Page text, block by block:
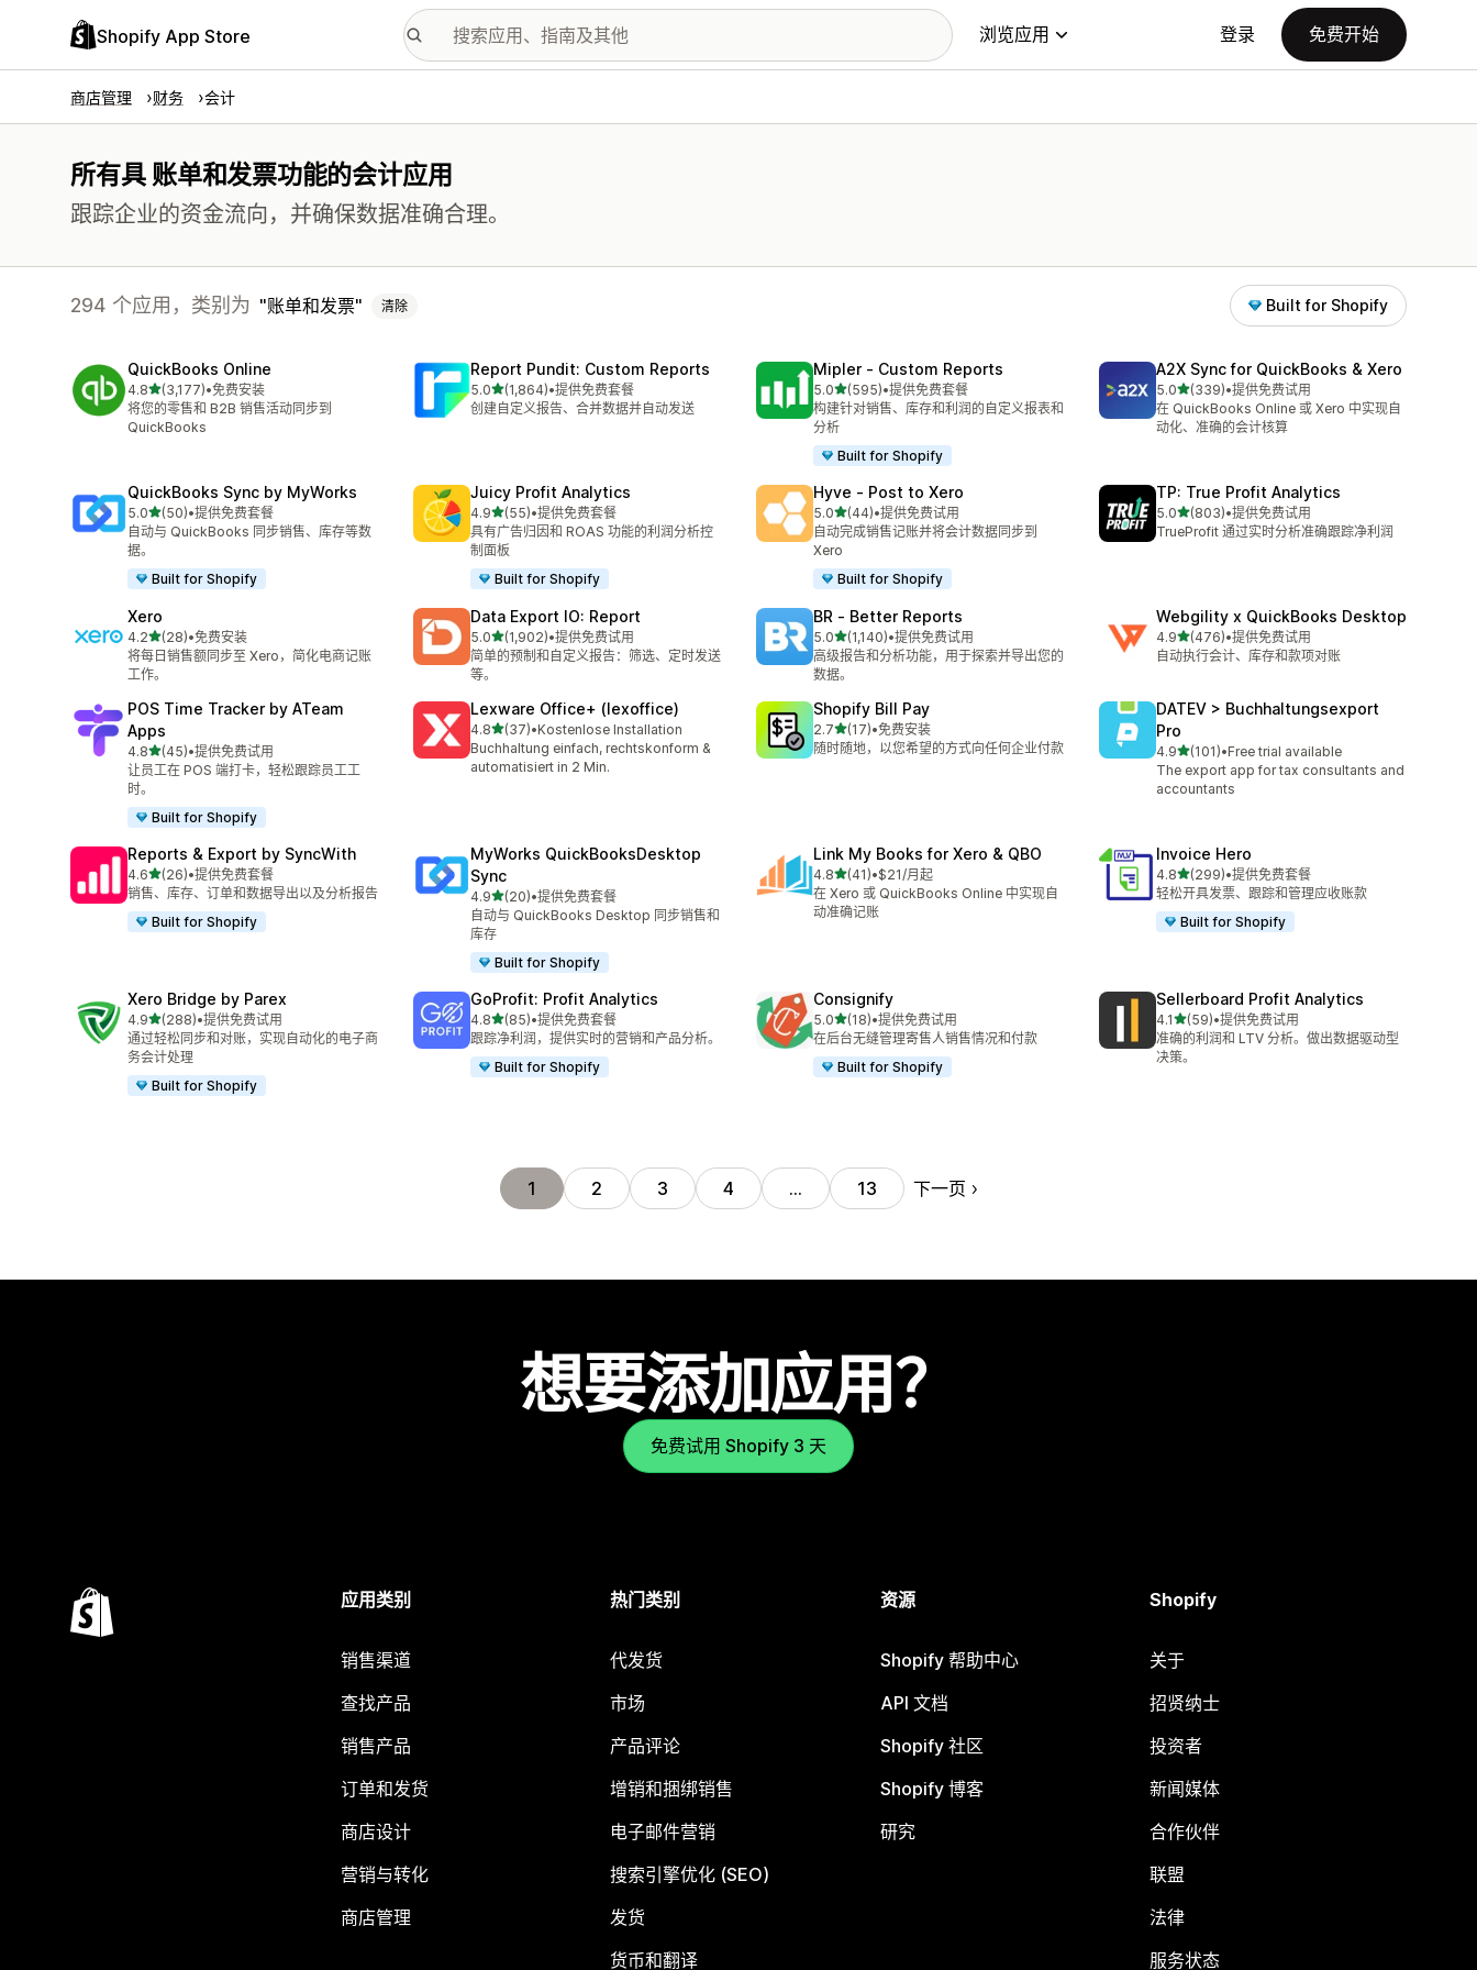
Shopify App Store 浏览应用 登录 免费开始
商店管理 财务 会计
所有具 账单和发票功能的会计应用
跟踪企业的资金流向，并确保数据准确合理。
294 个应用，类别为 账单和发票 清除 Built for Shopify
QuickBooks Online
4.8星（满分 5 星）
(3,177)
总共 3177 条评论
•免费安装
将您的零售和 B2B 销售活动同步到
QuickBooks
Report Pundit: Custom Reports
5.0星（满分 5 星）
(1,864)
总共 1864 条评论
•提供免费套餐
创建自定义报告、合并数据并自动发送
Mipler ‑ Custom Reports
5.0星（满分 5 星）
(595)
总共 595 条评论
•提供免费套餐
构建针对销售、库存和利润的自定义报表和
分析
Built for Shopify
A2X Sync for QuickBooks & Xero
5.0星（满分 5 星）
(339)
总共 339 条评论
•提供免费试用
在 QuickBooks Online 或 Xero 中实现自
动化、准确的会计核算
QuickBooks Sync by MyWorks
5.0星（满分 5 星）
(50)
总共 50 条评论
•提供免费套餐
自动与 QuickBooks 同步销售、库存等数
据。
Built for Shopify
Juicy Profit Analytics
4.9星（满分 5 星）
(55)
总共 55 条评论
•提供免费套餐
具有广告归因和 ROAS 功能的利润分析控
制面板
Built for Shopify
Hyve ‑ Post to Xero
5.0星（满分 5 星）
(44)
总共 44 条评论
•提供免费试用
自动完成销售记账并将会计数据同步到
Xero
Built for Shopify
TP: True Profit Analytics
5.0星（满分 5 星）
(803)
总共 803 条评论
•提供免费试用
TrueProfit 通过实时分析准确跟踪净利润
Xero
4.2星（满分 5 星）
(28)
总共 28 条评论
•免费安装
将每日销售额同步至 Xero，简化电商记账
工作。
Data Export IO: Report
5.0星（满分 5 星）
(1,902)
总共 1902 条评论
•提供免费试用
简单的预制和自定义报告：筛选、定时发送
等。
BR ‑ Better Reports
5.0星（满分 5 星）
(1,140)
总共 1140 条评论
•提供免费试用
高级报告和分析功能，用于探索并导出您的
数据。
Webgility x QuickBooks Desktop
4.9星（满分 5 星）
(476)
总共 476 条评论
•提供免费试用
自动执行会计、库存和款项对账
POS Time Tracker by ATeam
Apps
4.8星（满分 5 星）
(45)
总共 45 条评论
•提供免费试用
让员工在 POS 端打卡，轻松跟踪员工工
时。
Built for Shopify
Lexware Office+ (lexoffice)
4.8星（满分 5 星）
(37)
总共 37 条评论
•Kostenlose Installation
Buchhaltung einfach, rechtskonform &
automatisiert in 2 Min.
Shopify Bill Pay
2.7星（满分 5 星）
(17)
总共 17 条评论
•免费安装
随时随地，以您希望的方式向任何企业付款
DATEV > Buchhaltungsexport
Pro
4.9星（满分 5 星）
(101)
总共 101 条评论
•Free trial available
The export app for tax consultants and
accountants
Reports & Export by SyncWith
4.6星（满分 5 星）
(26)
总共 26 条评论
•提供免费套餐
销售、库存、订单和数据导出以及分析报告
Built for Shopify
MyWorks QuickBooksDesktop
Sync
4.9星（满分 5 星）
(20)
总共 20 条评论
•提供免费套餐
自动与 QuickBooks Desktop 同步销售和
库存
Built for Shopify
Link My Books for Xero & QBO
4.8星（满分 5 星）
(41)
总共 41 条评论
•$21/月起
在 Xero 或 QuickBooks Online 中实现自
动准确记账
Invoice Hero
4.8星（满分 5 星）
(299)
总共 299 条评论
•提供免费套餐
轻松开具发票、跟踪和管理应收账款
Built for Shopify
Xero Bridge by Parex
4.9星（满分 5 星）
(288)
总共 288 条评论
•提供免费试用
通过轻松同步和对账，实现自动化的电子商
务会计处理
Built for Shopify
GoProfit: Profit Analytics
4.8星（满分 5 星）
(85)
总共 85 条评论
•提供免费套餐
跟踪净利润，提供实时的营销和产品分析。
Built for Shopify
Consignify
5.0星（满分 5 星）
(18)
总共 18 条评论
•提供免费试用
在后台无缝管理寄售人销售情况和付款
Built for Shopify
Sellerboard Profit Analytics
4.1星（满分 5 星）
(59)
总共 59 条评论
•提供免费试用
准确的利润和 LTV 分析。做出数据驱动型
决策。
1 2 3 4 … 13 下一页
想要添加应用？
免费试用 Shopify 3 天
应用类别
销售渠道
查找产品
销售产品
订单和发货
商店设计
营销与转化
商店管理
热门类别
代发货
市场
产品评论
增销和捆绑销售
电子邮件营销
搜索引擎优化 (SEO)
发货
货币和翻译
资源
Shopify 帮助中心
API 文档
Shopify 社区
Shopify 博客
研究
Shopify
关于
招贤纳士
投资者
新闻媒体
合作伙伴
联盟
法律
服务状态